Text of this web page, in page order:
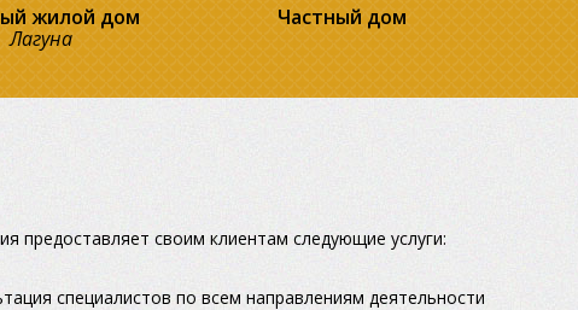
жилой дом
Лагуна
Частный дом
предоставляет своим клиентам следующие услуги:
специалистов по всем направлениям деятельности